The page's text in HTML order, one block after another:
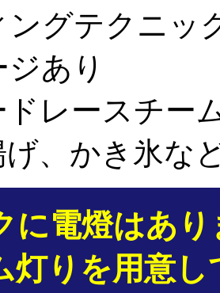
ングテクニッ
あり
レースチー
げ、かき氷な
に電燈はあり
灯りを用意し